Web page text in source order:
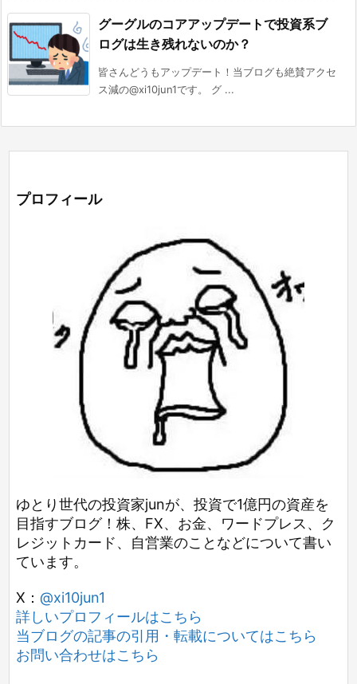
グーグルのコアアップデートで投資系ブ
ログは生き残れないのか？
皆さんどうもアップデート！当ブログも絶賛アクセ
ス減の@xi10jun1です。 グ ...
プロフィール
ゆとり世代の投資家junが、投資で1億円の資産を
目指すブログ！株、FX、お金、ワードプレス、ク
レジットカード、自営業のことなどについて書い
ています。
X： @xi10jun1
詳しいプロフィールはこちら
当ブログの記事の引用・転載についてはこちら
お問い合わせはこちら